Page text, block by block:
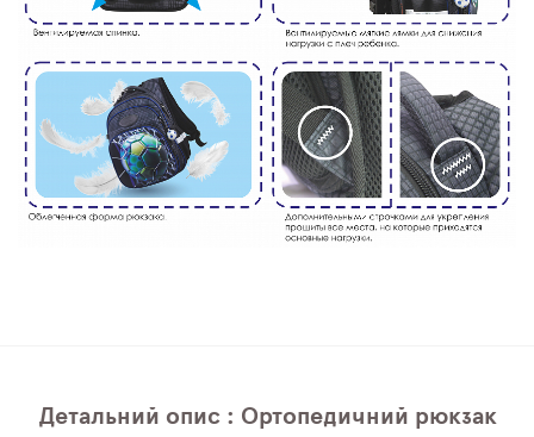
Детальний опис : Ортопедичний рюкзак